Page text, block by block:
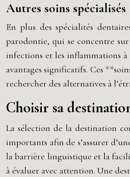
Autres soins spécialisés
En plus des spécialités
parodontie, qui se concentre
infections et les inflammations
avantages significatifs. Ces
rechercher des alternatives à
Choisir sa
La sélection de la destination
importants afin de s’assurer
la barrière linguistique et la
à évaluer avec attention. Une